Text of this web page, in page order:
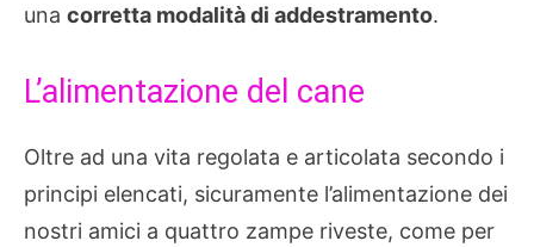
una corretta modalità di addestramento.
L’alimentazione del cane
Oltre ad una vita regolata e articolata secondo i
principi elencati, sicuramente l’alimentazione dei
nostri amici a quattro zampe riveste, come per